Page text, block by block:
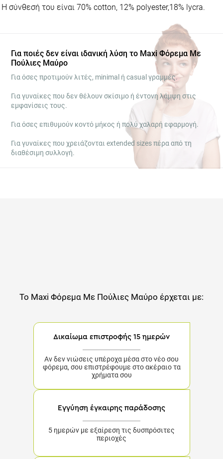
Η σύνθεσή του είναι 70% cotton, 12% polyester,18% lycra.
Για ποιές δεν είναι ιδανική λύση το Maxi Φόρεμα Με
Πούλιες Μαύρο
Για όσες προτιμούν λιτές, minimal ή casual γραμμές.
Για γυναίκες που δεν θέλουν σκίσιμο ή έντονη λάμψη στις
εμφανίσεις τους.
Για όσες επιθυμούν κοντό μήκος ή πολύ χαλαρή εφαρμογή.
Για γυναίκες που χρειάζονται extended sizes πέρα από τη
διαθέσιμη συλλογή.
Το Maxi Φόρεμα Με Πούλιες Μαύρο έρχεται με:
Δικαίωμα επιστροφής 15 ημερών
Αν δεν νιώσεις υπέροχα μέσα στο νέο σου
φόρεμα, σου επιστρέφουμε στο ακέραιο τα
χρήματα σου
Εγγύηση έγκαιρης παράδοσης
5 ημερών με εξαίρεση τις δυσπρόσιτες περιοχές